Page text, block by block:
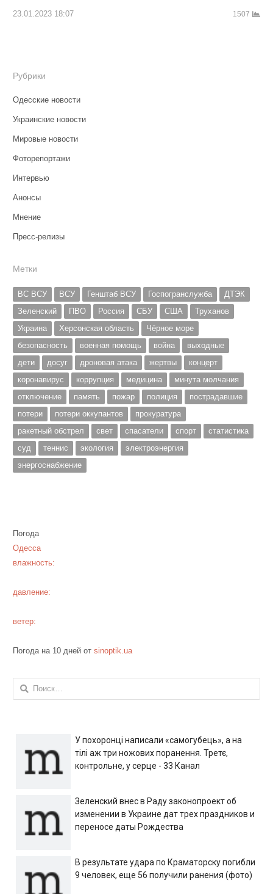
23.01.2023 18:07 1507
Рубрики
Одесские новости
Украинские новости
Мировые новости
Фоторепортажи
Интервью
Анонсы
Мнение
Пресс-релизы
Метки
ВС ВСУ ВСУ Генштаб ВСУ Госпогранслужба
ДТЭК
Зеленский
ПВО Россия СБУ США
Труханов
Украина
Херсонская область
Чёрное море
безопасность
военная помощь война
выходные
дети
досуг дроновая атака жертвы
концерт
коронавирус
коррупция медицина
минута молчания
отключение
память пожар полиция
пострадавшие
потери
потери оккупантов
прокуратура
ракетный обстрел
свет спасатели спорт
статистика
суд
теннис экология
электроэнергия
энергоснабжение
Погода
Одесса
влажность:
давление:
ветер:
Погода на 10 дней от sinoptik.ua
Найти:
У похоронці написали «самогубець», а на
тілі аж три ножових поранення. Третє,
контрольне, у серце - 33 Канал
Зеленский внес в Раду законопроект об
изменении в Украине дат трех праздников и
переносе даты Рождества
В результате удара по Краматорску погибли
9 человек, еще 56 получили ранения (фото)